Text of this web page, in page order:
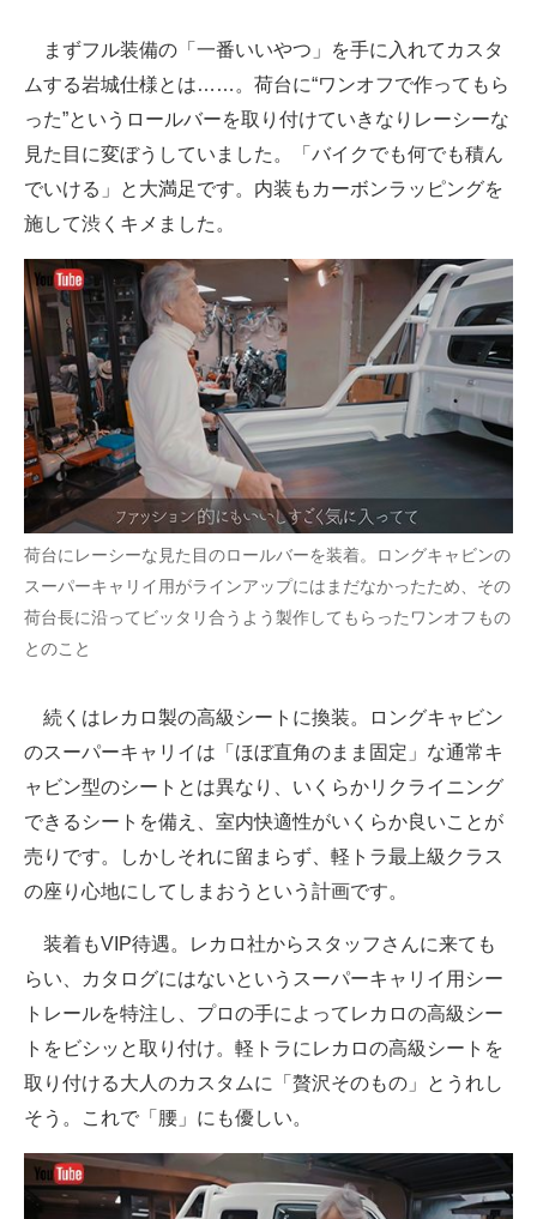
まずフル装備の「一番いいやつ」を手に入れてカスタ
ムする岩城仕様とは……。荷台に“ワンオフで作ってもら
った”というロールバーを取り付けていきなりレーシーな
見た目に変ぼうしていました。「バイクでも何でも積ん
でいける」と大満足です。内装もカーボンラッピングを
施して渋くキメました。
荷台にレーシーな見た目のロールバーを装着。ロングキャビンの
スーパーキャリイ用がラインアップにはまだなかったため、その
荷台長に沿ってビッタリ合うよう製作してもらったワンオフもの
とのこと
続くはレカロ製の高級シートに換装。ロングキャビン
のスーパーキャリイは「ほぼ直角のまま固定」な通常キ
ャビン型のシートとは異なり、いくらかリクライニング
できるシートを備え、室内快適性がいくらか良いことが
売りです。しかしそれに留まらず、軽トラ最上級クラス
の座り心地にしてしまおうという計画です。
装着もVIP待遇。レカロ社からスタッフさんに来ても
らい、カタログにはないというスーパーキャリイ用シー
トレールを特注し、プロの手によってレカロの高級シー
トをビシッと取り付け。軽トラにレカロの高級シートを
取り付ける大人のカスタムに「贅沢そのもの」とうれし
そう。これで「腰」にも優しい。